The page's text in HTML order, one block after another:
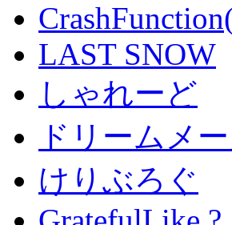
LAST SNOW
しゃれーど
ドリームメ
けりぶろぐ